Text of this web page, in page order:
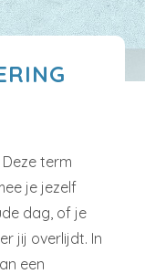
term
je jezelf
dag, of je
jij overlijdt. In
een